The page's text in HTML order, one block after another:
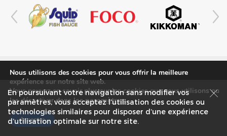
SUIVEZ-NOUS
En poursuivant votre navigation sans modifier vos
paramètres, vous acceptez l’utilisation des cookies ou
technologies similaires pour disposer d’une expérience
d’utilisation optimale sur notre site.
Nous utilisons des cookies pour vous offrir la meilleure
expérience sur notre site web.
Vous pouvez en savoir plus sur les cookies que nous utilisons ou
les désactiver dans lesparamètres.
Accepter